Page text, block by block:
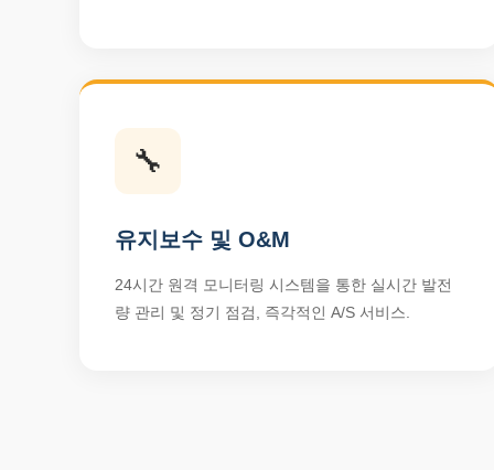
🔧
유지보수 및 O&M
24시간 원격 모니터링 시스템을 통한 실시간 발전
량 관리 및 정기 점검, 즉각적인 A/S 서비스.